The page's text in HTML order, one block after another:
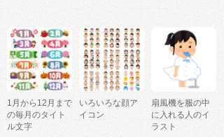
1月から12月まで
の毎月のタイト
ル文字
いろいろな顔ア
イコン
扇風機を服の中
に入れる人のイ
ラスト